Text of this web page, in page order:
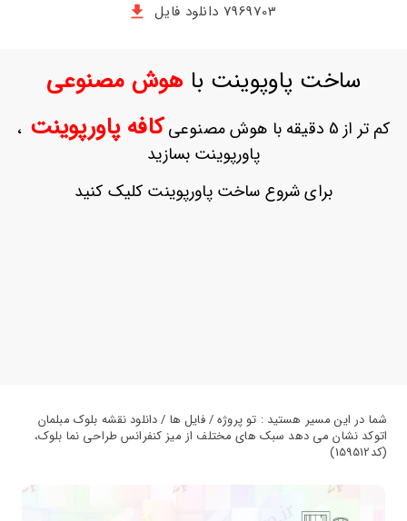
حساب
ثبت
بازیابی
7969703 دانلود فایل
ساخت پاوپوینت باهوش مصنوعی
کم تر از 5 دقیقه با هوش مصنوعی کافه پاورپوینت ،
پاورپوینت بسازید
برای شروع ساخت پاورپوینت کلیک کنید
شما در این مسیر هستید : تو پروژه / فایل ها / دانلود نقشه بلوک مبلمان
اتوکد نشان می دهد سبک های مختلف از میز کنفرانس طراحی نما بلوک،
(کد159512)